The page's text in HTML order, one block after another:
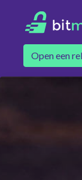
Open een